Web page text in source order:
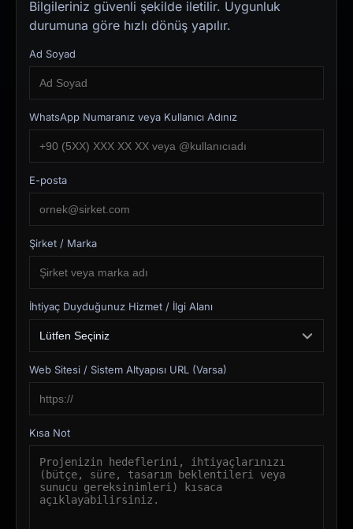
Bilgileriniz güvenli şekilde iletilir. Uygunluk
durumuna göre hızlı dönüş yapılır.
Ad Soyad
WhatsApp Numaranız veya Kullanıcı Adınız
E-posta
Şirket / Marka
İhtiyaç Duyduğunuz Hizmet / İlgi Alanı
Web Sitesi / Sistem Altyapısı URL (Varsa)
Kısa Not